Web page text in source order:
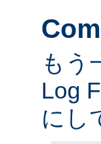
もう
Log
にし